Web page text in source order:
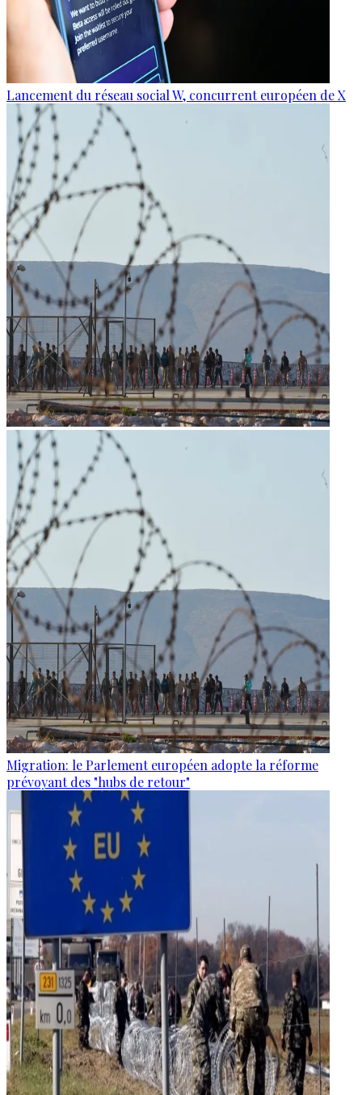
Lancement du réseau social W, concurrent européen de X
Migration: le Parlement européen adopte la réforme
prévoyant des "hubs de retour"